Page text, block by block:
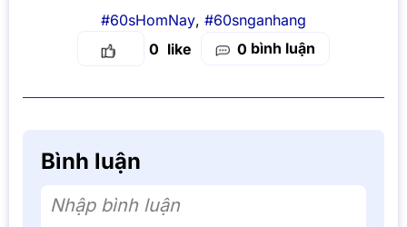
#60sHomNay, #60snganhang
0
0 bình luận
Bình luận
Nhập bình luận